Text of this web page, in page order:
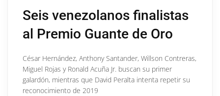
Seis venezolanos finalistas
al Premio Guante de Oro
César Hernández, Anthony Santander, Willson Contreras,
Miguel Rojas y Ronald Acuña Jr. buscan su primer
galardón, mientras que David Peralta intenta repetir su
reconocimiento de 2019